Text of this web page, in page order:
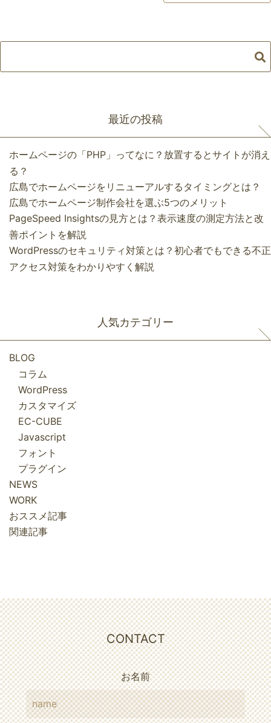
最近の投稿
ホームページの「PHP」ってなに？放置するとサイトが消え
る？
広島でホームページをリニューアルするタイミングとは？
広島でホームページ制作会社を選ぶ5つのメリット
PageSpeed Insightsの見方とは？表示速度の測定方法と改
善ポイントを解説
WordPressのセキュリティ対策とは？初心者でもできる不正
アクセス対策をわかりやすく解説
人気カテゴリー
BLOG
コラム
WordPress
カスタマイズ
EC-CUBE
Javascript
フォント
プラグイン
NEWS
WORK
おススメ記事
関連記事
CONTACT
お名前